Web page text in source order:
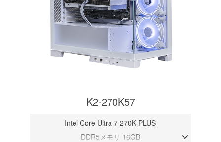
K2-270K57
Intel Core Ultra 7 270K PLUS
DDR5メモリ 16GB